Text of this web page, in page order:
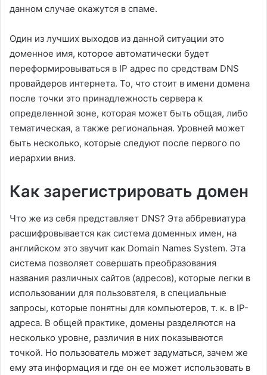
данном случае окажутся в спаме.
Один из лучших выходов из данной ситуации это
доменное имя, которое автоматически будет
переформировываться в IP адрес по средствам DNS
провайдеров интернета. То, что стоит в имени домена
после точки это принадлежность сервера к
определенной зоне, которая может быть общая, либо
тематическая, а также региональная. Уровней может
быть несколько, которые следуют после первого по
иерархии вниз.
Как зарегистрировать домен
Что же из себя представляет DNS? Эта аббревиатура
расшифровывается как система доменных имен, на
английском это звучит как Domain Names System. Эта
система позволяет совершать преобразования
названия различных сайтов (адресов), которые легки в
использовании для пользователя, в специальные
запросы, которые понятны для компьютеров, т. к. в IP-
адреса. В общей практике, домены разделяются на
несколько уровне, различия в них показываются
точкой. Но пользователь может задуматься, зачем же
ему эта информация и где он ее может использовать в